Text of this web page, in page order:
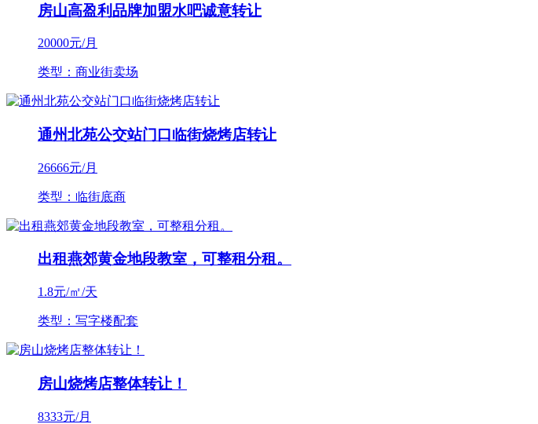
房山高盈利品牌加盟水吧诚意转让
20000元/月
类型：商业街卖场
通州北苑公交站门口临街烧烤店转让
26666元/月
类型：临街底商
出租燕郊黄金地段教室，可整租分租。
1.8元/㎡/天
类型：写字楼配套
房山烧烤店整体转让！
8333元/月